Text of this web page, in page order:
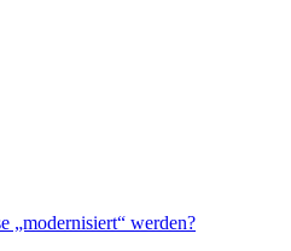
„modernisiert“ werden?